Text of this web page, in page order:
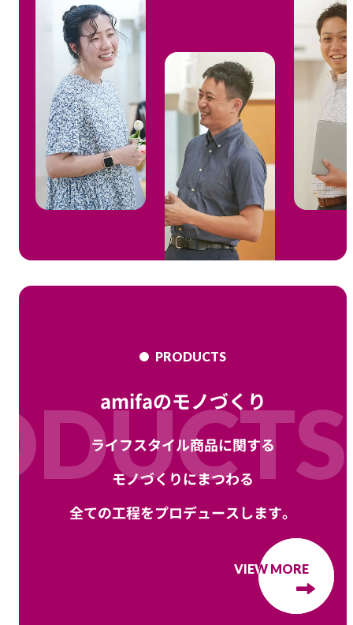
PRODUCTS
amifaのモノづくり
ライフスタイル商品に関する
モノづくりにまつわる
全ての工程をプロデュースします。
VIEW MORE
VIEW MORE